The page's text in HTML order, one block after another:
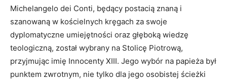
Michelangelo dei Conti, będący postacią znaną i
szanowaną w kościelnych kręgach za swoje
dyplomatyczne umiejętności oraz głęboką wiedzę
teologiczną, został wybrany na Stolicę Piotrową,
przyjmując imię Innocenty XIII. Jego wybór na papieża był
punktem zwrotnym, nie tylko dla jego osobistej ścieżki